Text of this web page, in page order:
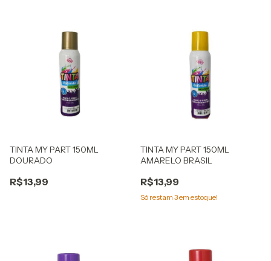
TINTA MY PART 150ML
DOURADO
R$13,99
TINTA MY PART 150ML
AMARELO BRASIL
R$13,99
Só restam 3em estoque!